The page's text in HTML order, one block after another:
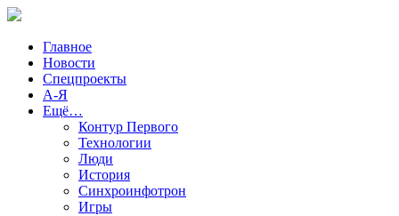
Главное
Новости
Спецпроекты
А-Я
Ещё…
Контур Первого
Технологии
Люди
История
Синхроинфотрон
Игры